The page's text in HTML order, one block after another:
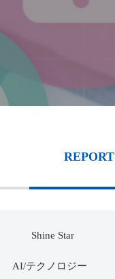
REPORT
Shine Star
AI/テクノロジー